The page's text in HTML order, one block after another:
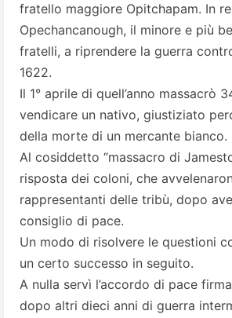
fratello maggiore Opitchapam. In
Opechancanough, il minore e più
fratelli, a riprendere la guerra
1622.
Il 1° aprile di quell’anno massacrò
vendicare un nativo, giustiziato
della morte di un mercante bianco.
Al cosiddetto “massacro di
risposta dei coloni, che
rappresentanti delle tribù, dopo
consiglio di pace.
Un modo di risolvere le questioni
un certo successo in seguito.
A nulla servì l’accordo di pace
dopo altri dieci anni di guerra